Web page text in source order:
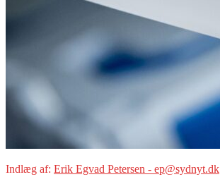
Indlæg af: Erik Egvad Petersen - ep@sydnyt.dk